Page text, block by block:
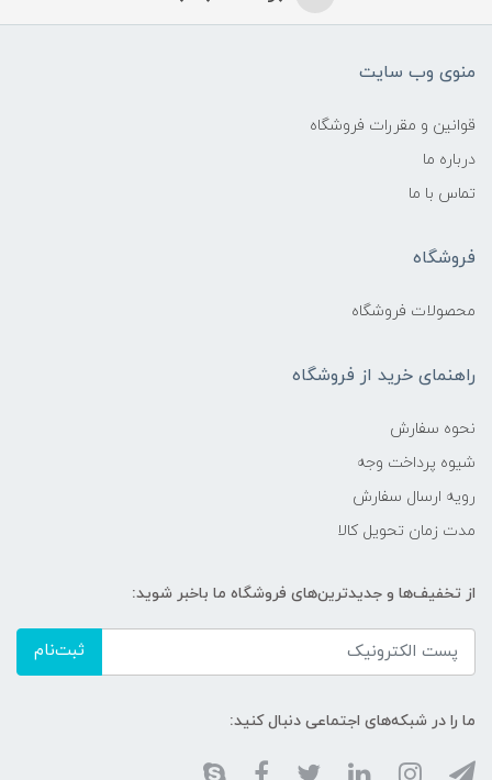
منوی وب سایت
قوانین و مقررات فروشگاه
درباره ما
تماس با ما
فروشگاه
محصولات فروشگاه
راهنمای خرید از فروشگاه
نحوه سفارش
شیوه پرداخت وجه
رویه ارسال سفارش
مدت زمان تحویل کالا
از تخفیف‌ها و جدیدترین‌های فروشگاه ما باخبر شوید:
ثبت‌نام
ما را در شبکه‌های اجتماعی دنبال کنید: